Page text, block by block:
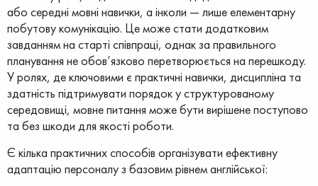
або середні мовні навички, а інколи — лише елементарну
побутову комунікацію. Це може стати додатковим
завданням на старті співпраці, однак за правильного
планування не обов’язково перетворюється на перешкоду.
У ролях, де ключовими є практичні навички, дисципліна та
здатність підтримувати порядок у структурованому
середовищі, мовне питання може бути вирішене поступово
та без шкоди для якості роботи.
Є кілька практичних способів організувати ефективну
адаптацію персоналу з базовим рівнем англійської: